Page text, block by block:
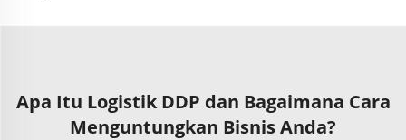
Apa Itu Logistik DDP dan Bagaimana Cara
Menguntungkan Bisnis Anda?